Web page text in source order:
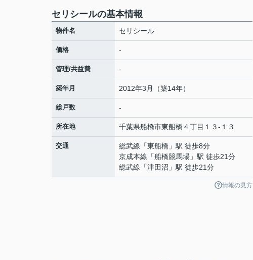
セリシールの基本情報
物件名 セリシール
価格 -
管理/共益費 -
築年月 2012年3月（築14年）
総戸数 -
所在地 千葉県船橋市東船橋４丁目１３-１３
交通 総武線 「東船橋 」駅 徒歩8分
京成本線 「船橋競馬場 」駅 徒歩21分
総武線 「津田沼 」駅 徒歩21分
情報の見方